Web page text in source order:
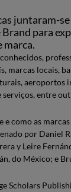
juntaram-
para
marca.
marcas locais,
aeroportos
serviços, entre
como as
por Daniel
y Leire
do México; e
Scholars